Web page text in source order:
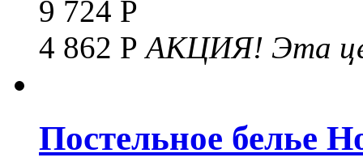
9 724 Р
4 862 РАКЦИЯ! Эта
Постельное белье